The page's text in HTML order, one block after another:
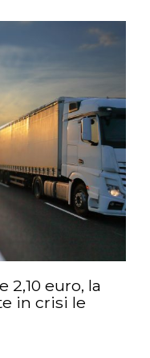
2,10 euro, la
in crisi le